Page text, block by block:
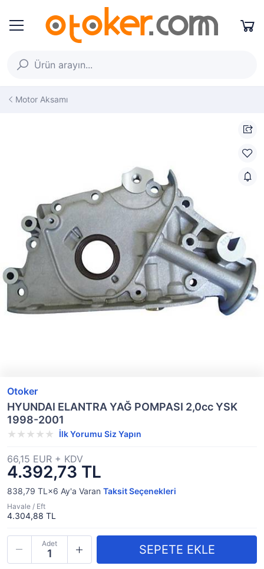
Motor Aksamı
Otoker
HYUNDAI ELANTRA YAĞ POMPASI 2,0cc YSK
1998-2001
İlk Yorumu Siz Yapın
4.392,73 TL
66,15 EUR + KDV
838,79 TL×6 Ay'a Varan Taksit Seçenekleri
Havale / Eft
4.304,88 TL
Adet